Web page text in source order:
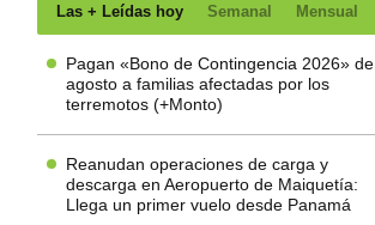
Las + Leídas hoy Semanal Mensual
Pagan «Bono de Contingencia 2026» de
agosto a familias afectadas por los
terremotos (+Monto)
Reanudan operaciones de carga y
descarga en Aeropuerto de Maiquetía:
Llega un primer vuelo desde Panamá